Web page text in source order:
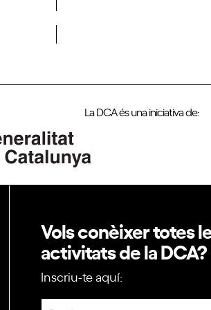
La DCA és una iniciativa de:
Vols conèixer totes
activitats de la DCA?
Inscriu-te aquí: